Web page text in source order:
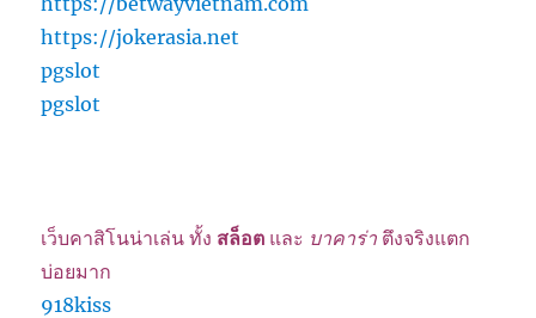
https://jokerasia.net
pgslot
pgslot
เว็บคาสิโนน่าเล่น ทั้ง สล็อต และ บาคาร่า ตึงจริงแตก
บ่อยมาก
918kiss